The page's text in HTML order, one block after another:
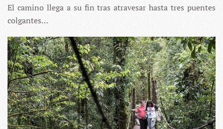
El camino llega a su fin tras atravesar hasta tres puentes
colgantes…